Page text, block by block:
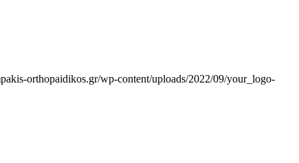
orthopaidikos.gr/wp-content/uploads/2022/09/your_logo-